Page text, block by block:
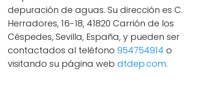
depuración de aguas. Su dirección es C.
Herradores, 16-18, 41820 Carrión de los
Céspedes, Sevilla, España, y pueden ser
contactados al teléfono 954754914 o
visitando su página web dtdep.com.